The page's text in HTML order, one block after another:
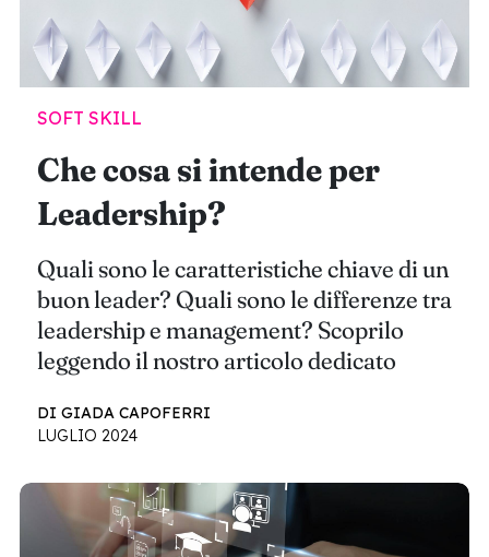
SOFT SKILL
Che cosa si intende per
Leadership?
Quali sono le caratteristiche chiave di un
buon leader? Quali sono le differenze tra
leadership e management? Scoprilo
leggendo il nostro articolo dedicato
DI GIADA CAPOFERRI
LUGLIO 2024